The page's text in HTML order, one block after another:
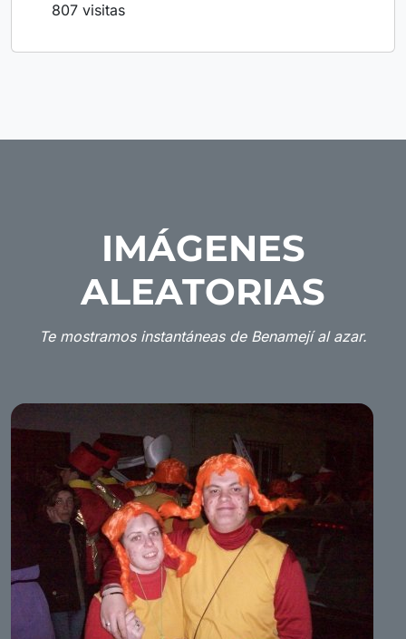
807 visitas
IMÁGENES
ALEATORIAS
Te mostramos instantáneas de Benamejí al azar.